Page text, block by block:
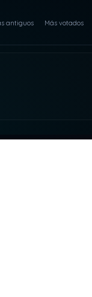
antiguos Más votados